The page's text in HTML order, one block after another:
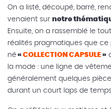
On a listé, découpé, barré,
venaient sur notre
Ensuite, on a rassemblé le
réalités pragmatiques que ce
né « COLLECTION CAPSULE »
la mode : une ligne de
généralement quelques
durant un court laps de